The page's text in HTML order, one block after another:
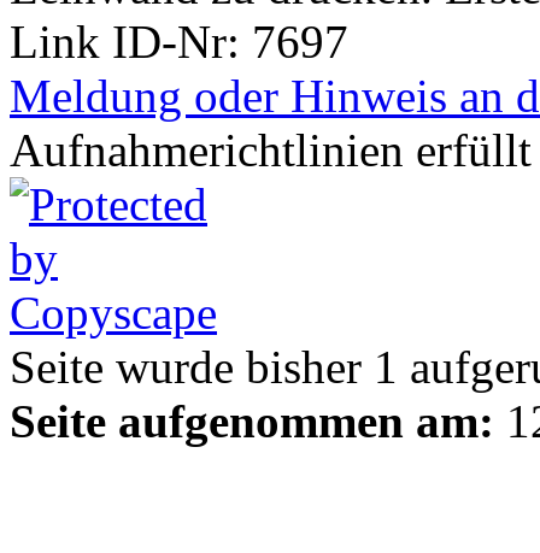
Link ID-Nr: 7697
Meldung oder Hinweis an
Aufnahmerichtlinien erfüllt
Seite wurde bisher 1
Seite aufgenommen am: